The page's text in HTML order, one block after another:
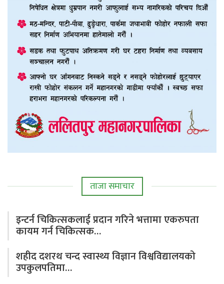
ताजा समाचार
इन्टर्न चिकित्सकलाई प्रदान गरिने भत्तामा एकरुपता
कायम गर्न चिकित्सक…
शहीद दशरथ चन्द स्वास्थ्य विज्ञान विश्वविद्यालयको
उपकुलपतिमा…